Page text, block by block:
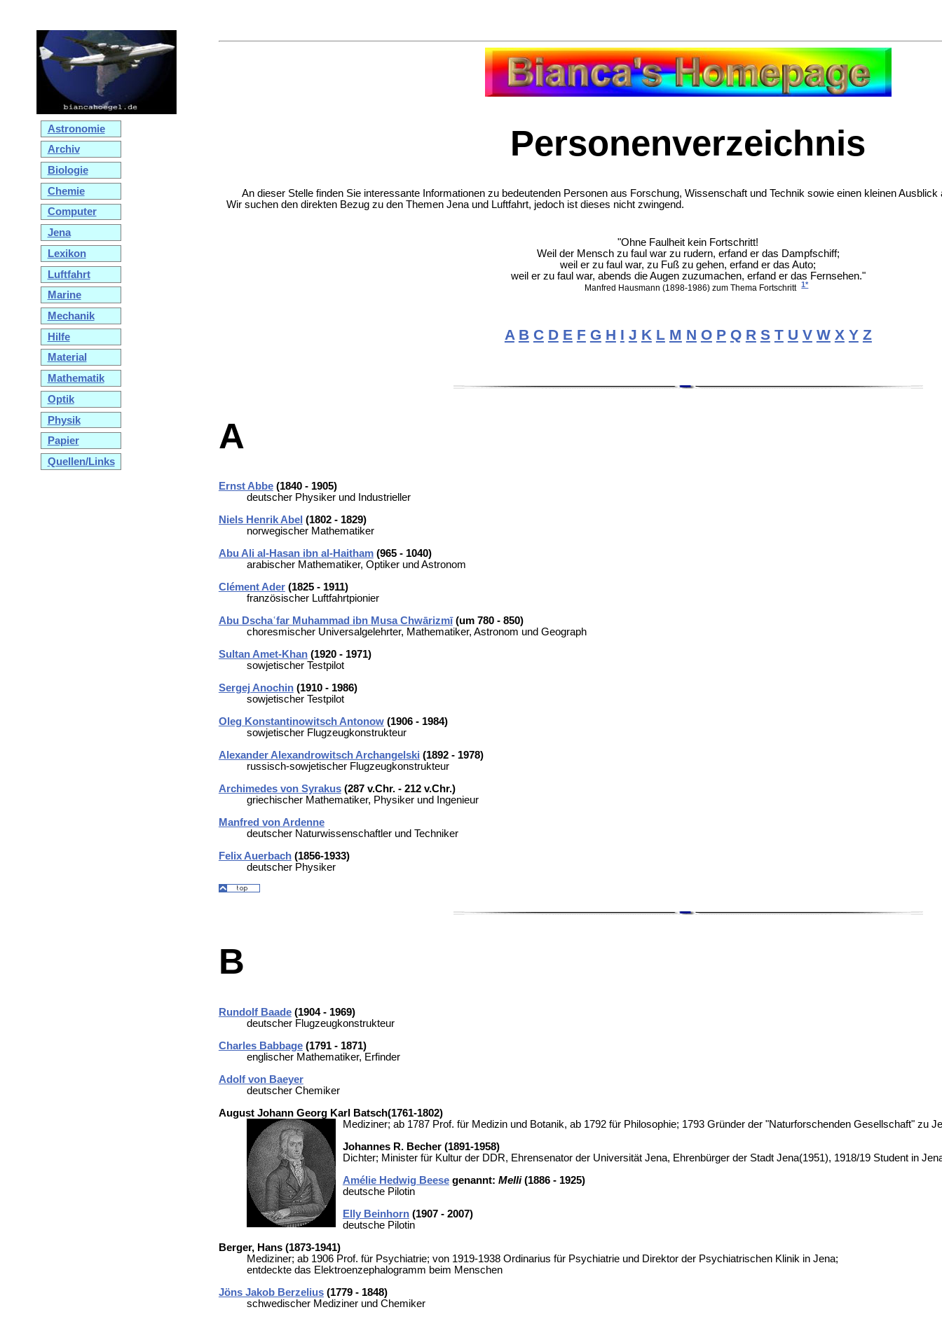
Astronomie
Archiv
Biologie
Chemie
Computer
Jena
Lexikon
Luftfahrt
Marine
Mechanik
Hilfe
Material
Mathematik
Optik
Physik
Papier
Quellen/Links
Personenverzeichnis
An dieser Stelle finden Sie interessante Informationen zu bedeutenden Personen aus Forschung, Wissenschaft und Technik sowie einen kleinen Ausblick
Wir suchen den direkten Bezug zu den Themen Jena und Luftfahrt, jedoch ist dieses nicht zwingend.
"Ohne Faulheit kein Fortschritt!
Weil der Mensch zu faul war zu rudern, erfand er das Dampfschiff;
weil er zu faul war, zu Fuß zu gehen, erfand er das Auto;
weil er zu faul war, abends die Augen zuzumachen, erfand er das Fernsehen."
Manfred Hausmann (1898-1986) zum Thema Fortschritt 1*
A B C D E F G H I J K L M N O P Q R S T U V W X Y Z
A
Ernst Abbe(1840 - 1905)
deutscher Physiker und Industrieller
Niels Henrik Abel (1802 - 1829)
norwegischer Mathematiker
Abu Ali al-Hasan ibn al-Haitham(965 - 1040)
arabischer Mathematiker, Optiker und Astronom
Clément Ader(1825 - 1911)
französischer Luftfahrtpionier
Abu Dschaʿfar Muhammad ibn Musa Chwārizmī(um 780 - 850)
choresmischer Universalgelehrter, Mathematiker, Astronom und Geograph
Sultan Amet-Khan(1920 - 1971)
sowjetischer Testpilot
Sergej Anochin(1910 - 1986)
sowjetischer Testpilot
Oleg Konstantinowitsch Antonow(1906 - 1984)
sowjetischer Flugzeugkonstrukteur
Alexander Alexandrowitsch Archangelski (1892 - 1978)
russisch-sowjetischer Flugzeugkonstrukteur
Archimedes von Syrakus(287 v.Chr. - 212 v.Chr.)
griechischer Mathematiker, Physiker und Ingenieur
Manfred von Ardenne
deutscher Naturwissenschaftler und Techniker
Felix Auerbach(1856-1933)
deutscher Physiker
B
Rundolf Baade(1904 - 1969)
deutscher Flugzeugkonstrukteur
Charles Babbage(1791 - 1871)
englischer Mathematiker, Erfinder
Adolf von Baeyer
deutscher Chemiker
August Johann Georg Karl Batsch(1761-1802)
Mediziner; ab 1787 Prof. für Medizin und Botanik, ab 1792 für Philosophie; 1793 Gründer der "Naturforschenden Gesellschaft" zu
Johannes R. Becher (1891-1958)
Dichter; Minister für Kultur der DDR, Ehrensenator der Universität Jena, Ehrenbürger der Stadt Jena(1951), 1918/19 Student in
Amélie Hedwig Beesegenannt: Melli(1886 - 1925)
deutsche Pilotin
Elly Beinhorn(1907 - 2007)
deutsche Pilotin
Berger, Hans (1873-1941)
Mediziner; ab 1906 Prof. für Psychiatrie; von 1919-1938 Ordinarius für Psychiatrie und Direktor der Psychiatrischen Klinik in Jena;
entdeckte das Elektroenzephalogramm beim Menschen
Jöns Jakob Berzelius(1779 - 1848)
schwedischer Mediziner und Chemiker